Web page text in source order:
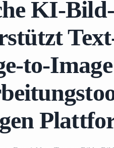
KI-
to-